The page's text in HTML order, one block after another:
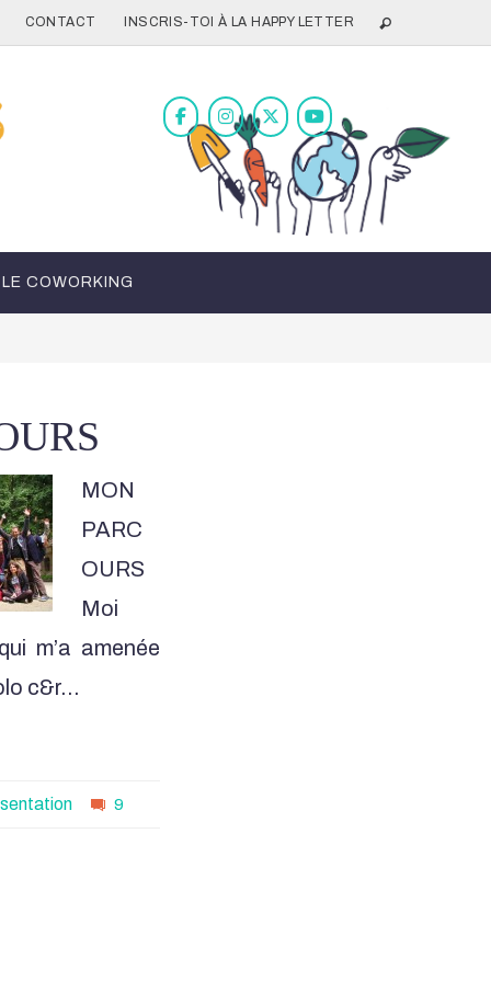
CONTACT INSCRIS-TOI À LA HAPPY LETTER
LE COWORKING
MON
PARC
OURS
Moi
m’a amenée
c&r…
9